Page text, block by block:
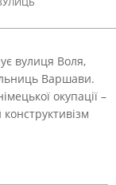
вулиця Воля,
Варшави.
окупації –